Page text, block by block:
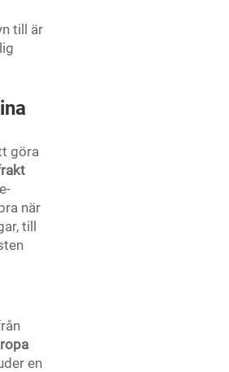
till är
göra
när
till
en